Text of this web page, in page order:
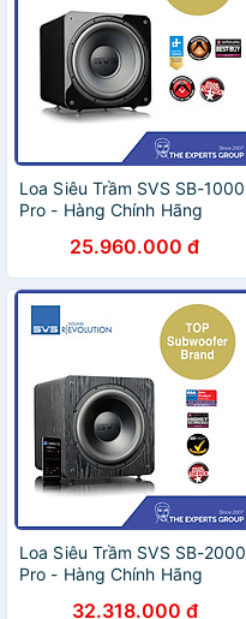
Loa Siêu Trầm SVS SB-1000
Pro - Hàng Chính Hãng
25.960.000 đ
Loa Siêu Trầm SVS SB-2000
Pro - Hàng Chính Hãng
32.318.000 đ